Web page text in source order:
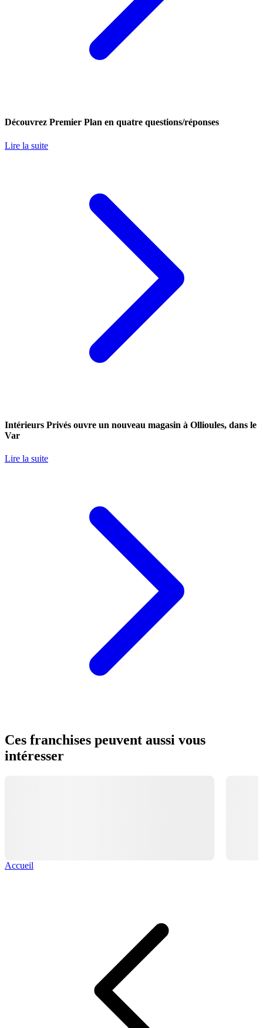
Découvrez Premier Plan en quatre questions/réponses
Lire la suite
Intérieurs Privés ouvre un nouveau magasin à Ollioules, dans le
Var
Lire la suite
Ces franchises peuvent aussi vous
intéresser
Accueil